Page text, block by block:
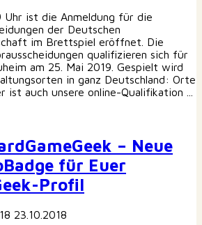
ist die Anmeldung für die
der Deutschen
im Brettspiel eröffnet. Die
qualifizieren sich für
am 25. Mai 2019. Gespielt wird
in ganz Deutschland: Orte
ist auch unsere online-Qualifikation ...
– Neue
für Euer
Profil
23.10.2018